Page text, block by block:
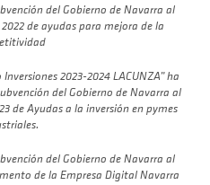
del Gobierno de Navarra al
de ayudas para mejora de la
2023-2024 LACUNZA” ha
del Gobierno de Navarra al
de Ayudas a la inversión en pymes
del Gobierno de Navarra al
de la Empresa Digital Navarra